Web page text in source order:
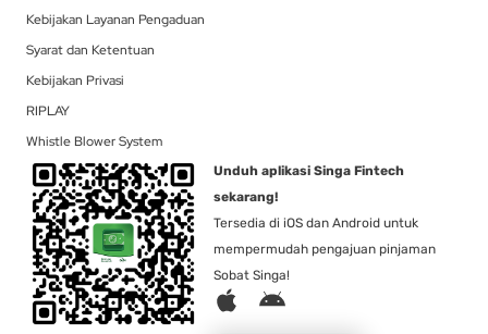
Kebijakan Layanan Pengaduan
Syarat dan Ketentuan
Kebijakan Privasi
RIPLAY
Whistle Blower System
Unduh aplikasi Singa Fintech
sekarang!
Tersedia di iOS dan Android untuk
mempermudah pengajuan pinjaman
Sobat Singa!
A
A